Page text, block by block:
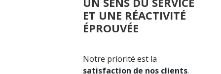
ET UNE RÉACTIVITÉ
ÉPROUVÉE
Notre priorité est la
satisfaction de nos clients.